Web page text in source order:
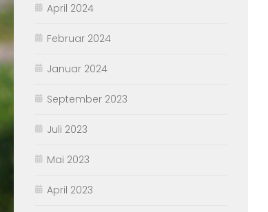
April 2024
Februar 2024
Januar 2024
September 2023
Juli 2023
Mai 2023
April 2023